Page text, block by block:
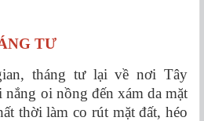
TƯ
tháng tư lại về nơi Tây
nắng oi nồng đến xám da mặt
thời làm co rút mặt đất, héo